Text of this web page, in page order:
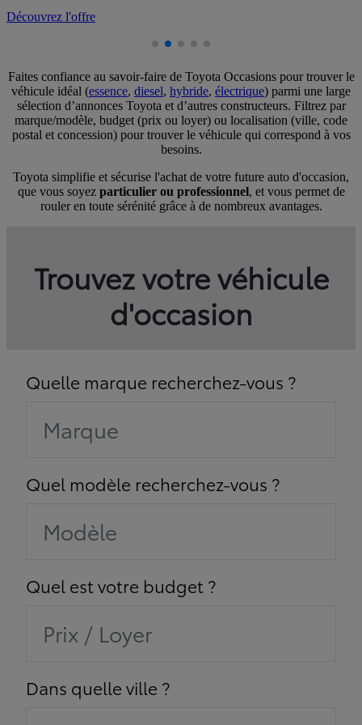
Faites confiance au savoir-faire de Toyota Occasions pour trouver le
véhicule idéal (essence, diesel, hybride, électrique) parmi une large
sélection d’annonces Toyota et d’autres constructeurs. Filtrez par
marque/modèle, budget (prix ou loyer) ou localisation (ville, code
postal et concession) pour trouver le véhicule qui correspond à vos
besoins.
Toyota simplifie et sécurise l'achat de votre future auto d'occasion,
que vous soyez particulier ou professionnel, et vous permet de
rouler en toute sérénité grâce à de nombreux avantages.
Trouvez votre véhicule
d'occasion
Quelle marque recherchez-vous ?
Marque
Quel modèle recherchez-vous ?
Modèle
Quel est votre budget ?
Prix / Loyer
Dans quelle ville ?